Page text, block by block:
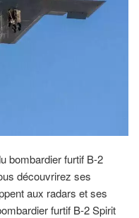
bombardier furtif B-2
découvrirez ses
aux radars et ses
furtif B-2 Spirit